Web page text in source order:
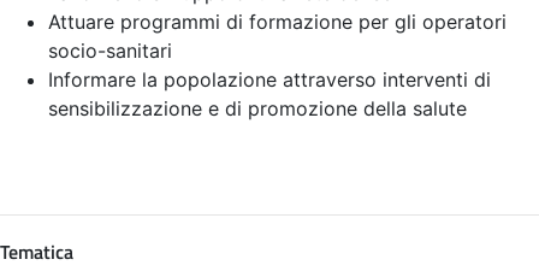
Attuare programmi di formazione per gli operatori
socio-sanitari
Informare la popolazione attraverso interventi di
sensibilizzazione e di promozione della salute
Tematica